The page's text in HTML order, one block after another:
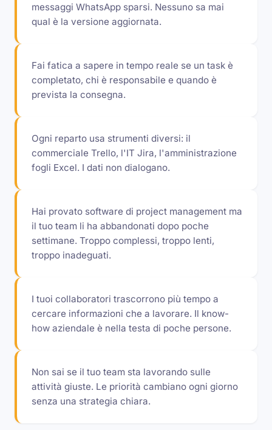
messaggi WhatsApp sparsi. Nessuno sa mai
qual è la versione aggiornata.
Fai fatica a sapere in tempo reale se un task è
completato, chi è responsabile e quando è
prevista la consegna.
Ogni reparto usa strumenti diversi: il
commerciale Trello, l'IT Jira, l'amministrazione
fogli Excel. I dati non dialogano.
Hai provato software di project management ma
il tuo team li ha abbandonati dopo poche
settimane. Troppo complessi, troppo lenti,
troppo inadeguati.
I tuoi collaboratori trascorrono più tempo a
cercare informazioni che a lavorare. Il know-
how aziendale è nella testa di poche persone.
Non sai se il tuo team sta lavorando sulle
attività giuste. Le priorità cambiano ogni giorno
senza una strategia chiara.